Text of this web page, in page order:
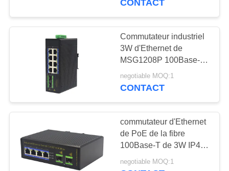
Module de VDSL
11
Commutateur
CONTACT
Commutateur industriel
3W d'Ethernet de
MSG1208P 100Base-T
RJ45 1000M PoE
negotiable MOQ:1
CONTACT
commutateur d'Ethernet
de PoE de la fibre
100Base-T de 3W IP40
MSG1204P 1000M
negotiable MOQ:1